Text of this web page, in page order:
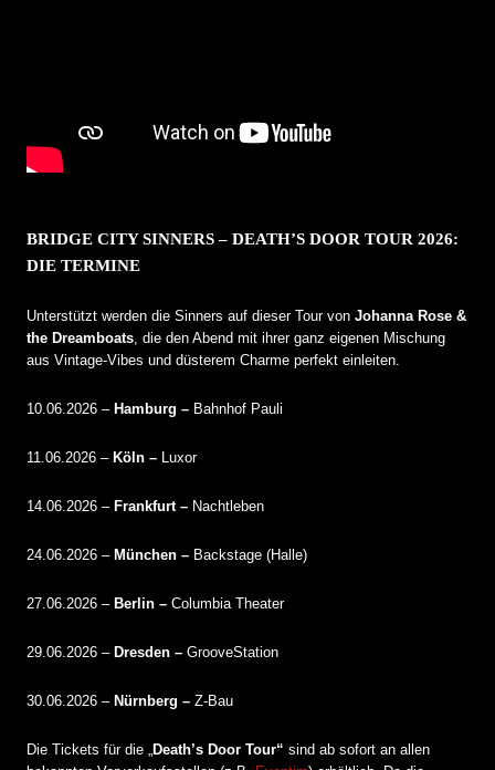
BRIDGE CITY SINNERS – DEATH’S DOOR TOUR 2026:
DIE TERMINE
Unterstützt werden die Sinners auf dieser Tour von Johanna Rose &
the Dreamboats, die den Abend mit ihrer ganz eigenen Mischung
aus Vintage-Vibes und düsterem Charme perfekt einleiten.
10.06.2026 – Hamburg – Bahnhof Pauli
11.06.2026 – Köln – Luxor
14.06.2026 – Frankfurt – Nachtleben
24.06.2026 – München – Backstage (Halle)
27.06.2026 – Berlin – Columbia Theater
29.06.2026 – Dresden – GrooveStation
30.06.2026 – Nürnberg – Z-Bau
Die Tickets für die „Death’s Door Tour“ sind ab sofort an allen